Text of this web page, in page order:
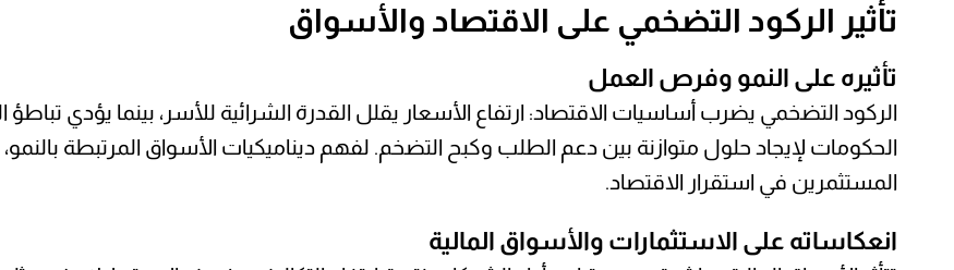
تأثير الركود التضخمي على الاقتصاد والأسواق
تأثيره على النمو وفرص العمل
الركود التضخمي يضرب أساسيات الاقتصاد: ارتفاع الأسعار يقلل القدرة الشرائية للأسر، بينما يؤدي
الحكومات لإيجاد حلول متوازنة بين دعم الطلب وكبح التضخم. لفهم ديناميكيات الأسواق المرتبطة
المستثمرين في استقرار الاقتصاد.
انعكاساته على الاستثمارات والأسواق المالية